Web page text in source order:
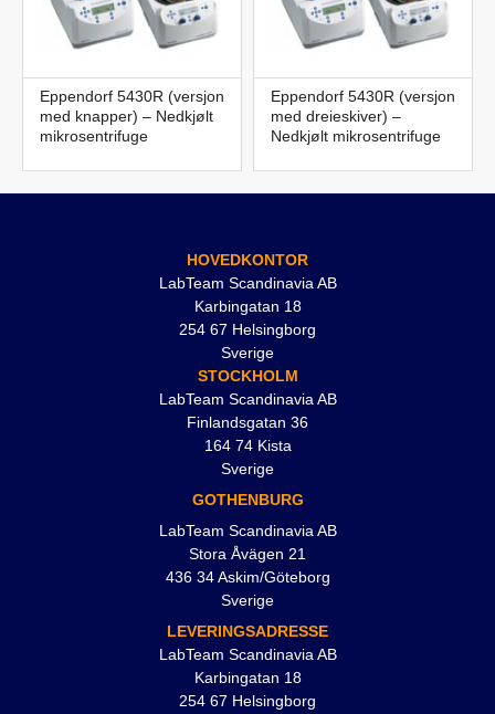
Eppendorf 5430R (versjon
med knapper) – Nedkjølt
mikrosentrifuge
Eppendorf 5430R (versjon
med dreieskiver) –
Nedkjølt mikrosentrifuge
HOVEDKONTOR
LabTeam Scandinavia AB
Karbingatan 18
254 67 Helsingborg
Sverige
STOCKHOLM
LabTeam Scandinavia AB
Finlandsgatan 36
164 74 Kista
Sverige
GOTHENBURG
LabTeam Scandinavia AB
Stora Åvägen 21
436 34 Askim/Göteborg
Sverige
LEVERINGSADRESSE
LabTeam Scandinavia AB
Karbingatan 18
254 67 Helsingborg